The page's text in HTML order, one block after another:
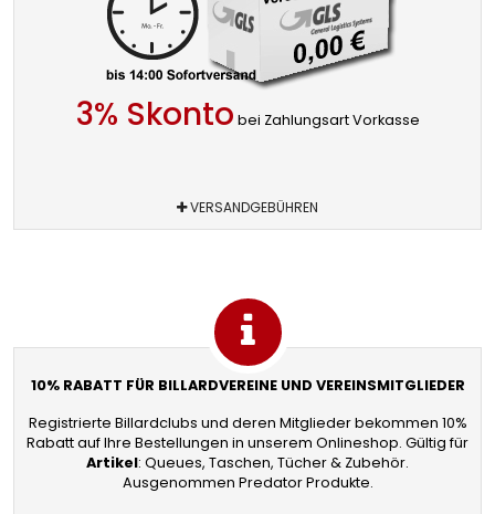
3% Skonto bei Zahlungsart Vorkasse
VERSANDGEBÜHREN
10% RABATT FÜR BILLARDVEREINE UND VEREINSMITGLIEDER
Registrierte Billardclubs und deren Mitglieder bekommen 10%
Rabatt auf Ihre Bestellungen in unserem Onlineshop. Gültig für
Artikel: Queues, Taschen, Tücher & Zubehör.
Ausgenommen Predator Produkte.